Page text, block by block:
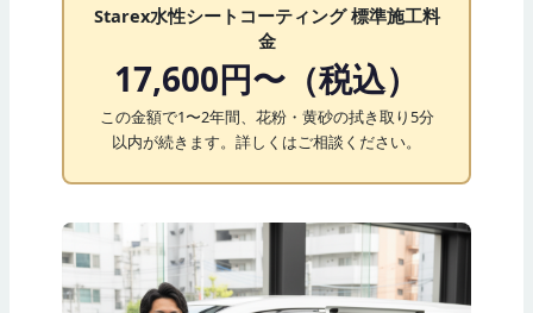
Starex水性シートコーティング 標準施工料
金
17,600円〜（税込）
この金額で1〜2年間、花粉・黄砂の拭き取り5分
以内が続きます。詳しくはご相談ください。